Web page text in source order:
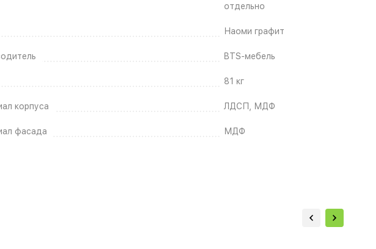
отдельно
Наоми графит
BTS-мебель
81 кг
корпуса ЛДСП, МДФ
фасада МДФ